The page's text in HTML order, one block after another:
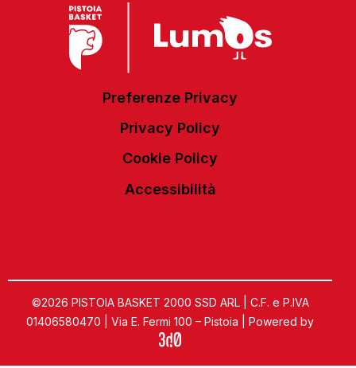
Preferenze Privacy
Privacy Policy
Cookie Policy
Accessibilità
©2026 PISTOIA BASKET 2000 SSD ARL | C.F. e P.IVA
01406580470 | Via E. Fermi 100 – Pistoia | Powered by